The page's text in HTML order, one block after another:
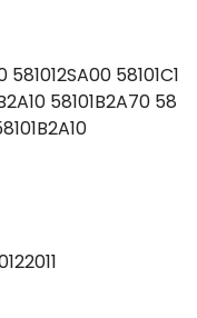
581012SA00 58101C1
58101B2A70 58
2011